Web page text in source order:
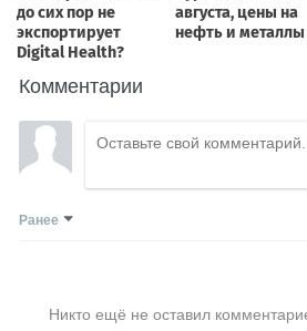
Комментарии
Ранее
Никто ещё не оставил